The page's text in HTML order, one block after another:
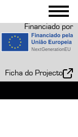
Financiado por
Ficha do Projecto